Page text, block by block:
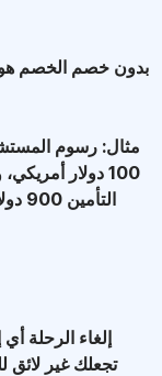
بدون خصم الخصم
إلغاء الرحلة أي
تجعلك غير